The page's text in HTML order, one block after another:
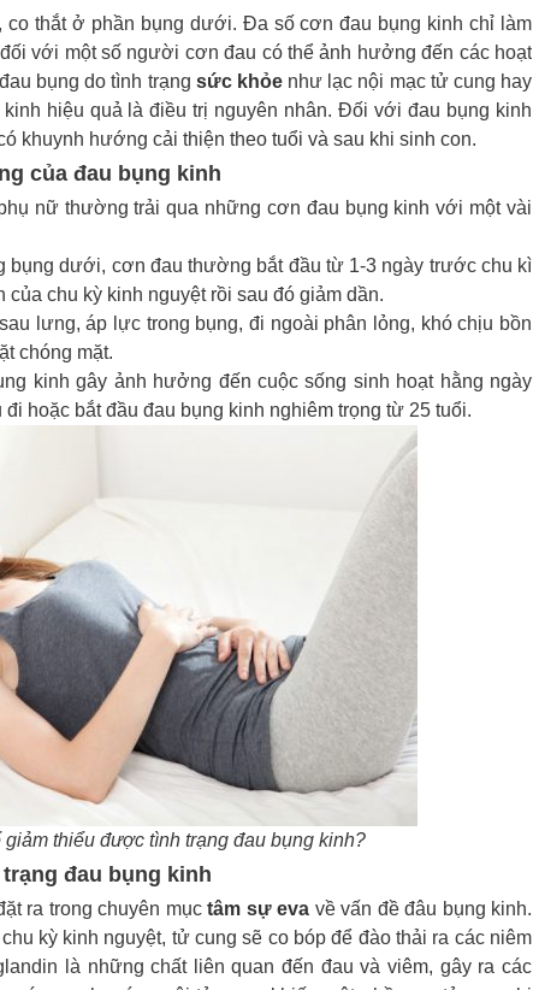
thắt ở phần bụng dưới. Đa số cơn đau bụng kinh chỉ làm
với một số người cơn đau có thể ảnh hưởng đến các hoạt
bụng do tình trạng sức khỏenhư lạc nội mạc tử cung hay
hiệu quả là điều trị nguyên nhân. Đối với đau bụng kinh
khuynh hướng cải thiện theo tuổi và sau khi sinh con.
của đau bụng kinh
nữ thường trải qua những cơn đau bụng kinh với một vài
bụng dưới, cơn đau thường bắt đầu từ 1-3 ngày trước chu kì
của chu kỳ kinh nguyệt rồi sau đó giảm dần.
lưng, áp lực trong bụng, đi ngoài phân lỏng, khó chịu bồn
chóng mặt.
kinh gây ảnh hưởng đến cuộc sống sinh hoạt hằng ngày
hoặc bắt đầu đau bụng kinh nghiêm trọng từ 25 tuổi.
giảm thiểu được tình trạng đau bụng kinh?
đau bụng kinh
ra trong chuyên mụctâm sự eva về vấn đề đâu bụng kinh.
kỳ kinh nguyệt, tử cung sẽ co bóp để đào thải ra các niêm
là những chất liên quan đến đau và viêm, gây ra các